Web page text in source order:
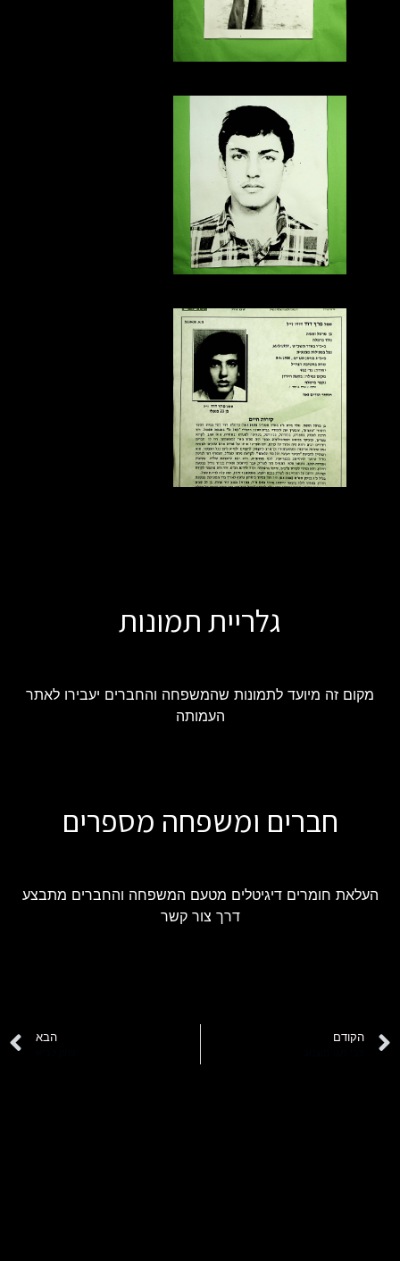
גלריית תמונות
מקום זה מיועד לתמונות שהמשפחה והחברים יעבירו לאתר
העמותה
חברים ומשפחה מספרים
העלאת חומרים דיגיטלים מטעם המשפחה והחברים מתבצע
דרך צור קשר
הקודם הבא